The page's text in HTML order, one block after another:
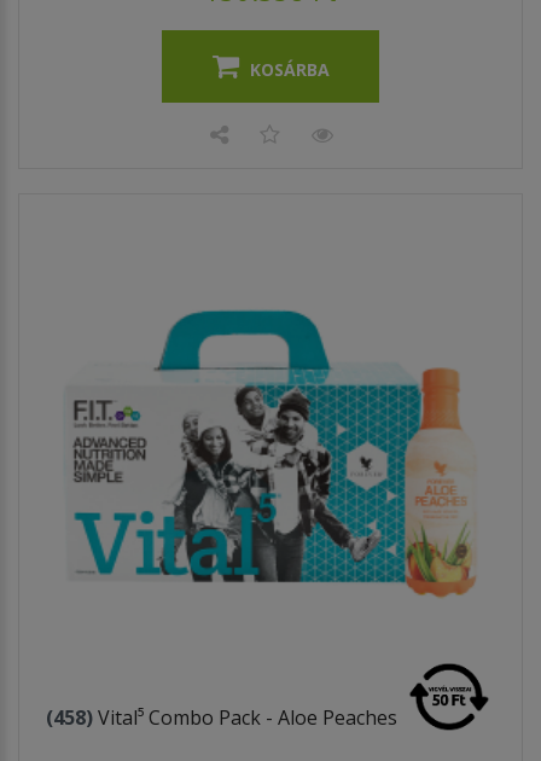
KOSÁRBA
(458)Vital⁵ Combo Pack - Aloe Peaches